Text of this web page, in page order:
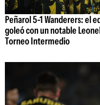
Peñarol 5-1 Wanderers: el
goleó con un notable
Torneo Intermedio